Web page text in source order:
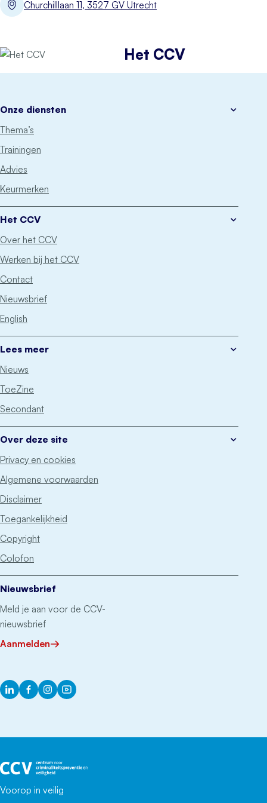
Churchilllaan 11, 3527 GV Utrecht
Het CCV
Onze diensten
Thema’s
Trainingen
Advies
Keurmerken
Het CCV
Over het CCV
Werken bij het CCV
Contact
Nieuwsbrief
English
Lees meer
Nieuws
ToeZine
Secondant
Over deze site
Privacy en cookies
Algemene voorwaarden
Disclaimer
Toegankelijkheid
Copyright
Colofon
Nieuwsbrief
Meld je aan voor de CCV-
nieuwsbrief
Aanmelden
LinkedInFacebook
InstagramYouTube
Voorop in veilig